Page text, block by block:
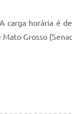
carga horária é
Mato Grosso